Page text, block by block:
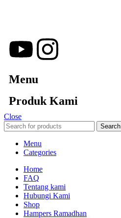
Menu
Produk Kami
Close
Search
Menu
Categories
Home
FAQ
Tentang kami
Hubungi Kami
Shop
Hampers Ramadhan